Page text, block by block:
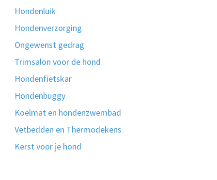
Hondenluik
Hondenverzorging
Ongewenst gedrag
Trimsalon voor de hond
Hondenfietskar
Hondenbuggy
Koelmat en hondenzwembad
Vetbedden en Thermodekens
Kerst voor je hond